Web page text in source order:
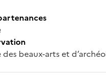
des beaux-arts et